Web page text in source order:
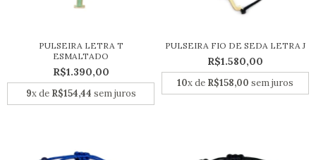
PULSEIRA LETRA T
ESMALTADO
R$1.390,00
9x de R$154,44 sem juros
PULSEIRA FIO DE SEDA LETRA J
R$1.580,00
10x de R$158,00 sem juros